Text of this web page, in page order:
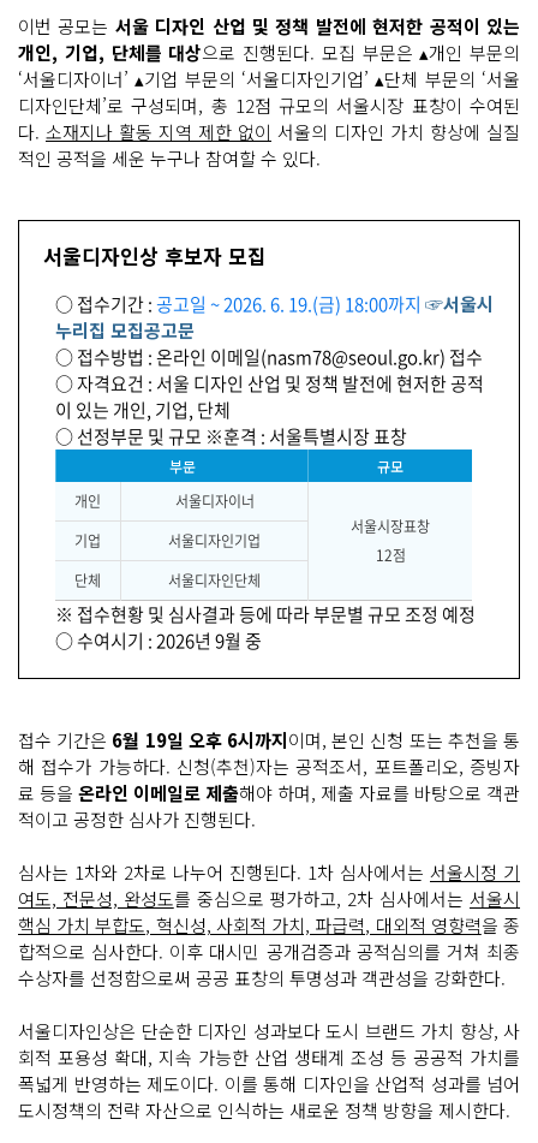
이번 공모는 서울 디자인 산업 및 정책 발전에 현저한 공적이 있는
개인, 기업, 단체를 대상으로 진행된다. 모집 부문은 ▴개인 부문의
‘서울디자이너’ ▴기업 부문의 ‘서울디자인기업’ ▴단체 부문의 ‘서울
디자인단체’로 구성되며, 총 12점 규모의 서울시장 표창이 수여된
다. 소재지나 활동 지역 제한 없이 서울의 디자인 가치 향상에 실질
적인 공적을 세운 누구나 참여할 수 있다.
서울디자인상 후보자 모집
○ 접수기간 :공고일 ~ 2026. 6. 19.(금) 18:00까지 ☞서울시
누리집 모집공고문
○ 접수방법 : 온라인 이메일(nasm78@seoul.go.kr) 접수
○ 자격요건 : 서울 디자인 산업 및 정책 발전에 현저한 공적
이 있는 개인, 기업, 단체
○ 선정부문 및 규모 ※훈격 : 서울특별시장 표창
부문 규모
개인
서울디자이너
서울시장표창
12점
기업
서울디자인기업
단체
서울디자인단체
※ 접수현황 및 심사결과 등에 따라 부문별 규모 조정 예정
○ 수여시기 : 2026년 9월 중
접수 기간은 6월 19일 오후 6시까지이며, 본인 신청 또는 추천을 통
해 접수가 가능하다. 신청(추천)자는 공적조서, 포트폴리오, 증빙자
료 등을 온라인 이메일로 제출해야 하며, 제출 자료를 바탕으로 객관
적이고 공정한 심사가 진행된다.
심사는 1차와 2차로 나누어 진행된다. 1차 심사에서는 서울시정 기
여도, 전문성, 완성도를 중심으로 평가하고, 2차 심사에서는서울시
핵심 가치 부합도, 혁신성, 사회적 가치, 파급력, 대외적 영향력을 종
합적으로 심사한다. 이후 대시민 공개검증과 공적심의를 거쳐 최종
수상자를 선정함으로써 공공 표창의 투명성과 객관성을 강화한다.
서울디자인상은 단순한 디자인 성과보다 도시 브랜드 가치 향상, 사
회적 포용성 확대, 지속 가능한 산업 생태계 조성 등 공공적 가치를
폭넓게 반영하는 제도이다. 이를 통해 디자인을 산업적 성과를 넘어
도시정책의 전략 자산으로 인식하는 새로운 정책 방향을 제시한다.